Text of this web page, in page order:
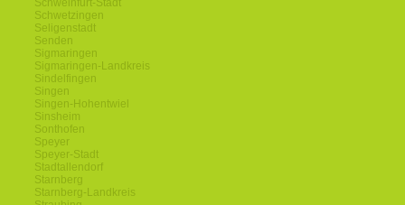
Schweinfurt-Stadt
Schwetzingen
Seligenstadt
Senden
Sigmaringen
Sigmaringen-Landkreis
Sindelfingen
Singen
Singen-Hohentwiel
Sinsheim
Sonthofen
Speyer
Speyer-Stadt
Stadtallendorf
Starnberg
Starnberg-Landkreis